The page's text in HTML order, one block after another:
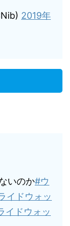
2019年
いのか#ウ
イドウォッ
イドウォッ